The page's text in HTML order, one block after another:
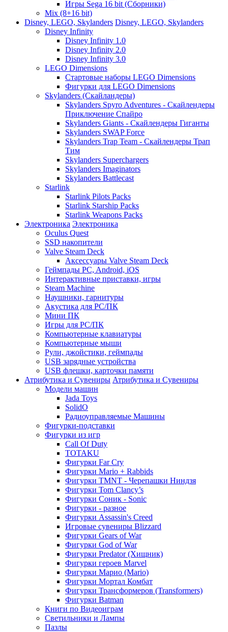
Игры Sega 16 bit (Сборники)
Mix (8+16 bit)
Disney, LEGO, Skylanders Disney, LEGO, Skylanders
Disney Infinity
Disney Infinity 1.0
Disney Infinity 2.0
Disney Infinity 3.0
LEGO Dimensions
Стартовые наборы LEGO Dimensions
Фигурки для LEGO Dimensions
Skylanders (Скайландеры)
Skylanders Spyro Adventures - Скайлендеры
Приключение Спайро
Skylanders Giants - Скайлендеры Гиганты
Skylanders SWAP Force
Skylanders Trap Team - Скайлендеры Трап
Тим
Skylanders Superchargers
Skylanders Imaginators
Skylanders Battlecast
Starlink
Starlink Pilots Packs
Starlink Starship Packs
Starlink Weapons Packs
Электроника Электроника
Oculus Quest
SSD накопители
Valve Steam Deck
Аксессуары Valve Steam Deck
Геймпады PC, Android, iOS
Интерактивные приставки, игры
Steam Machine
Наушники, гарнитуры
Акустика для PC/ПК
Мини ПК
Игры для PC/ПК
Компьютерные клавиатуры
Компьютерные мыши
Рули, джойстики, геймпады
USB зарядные устройства
USB флешки, карточки памяти
Атрибутика и Сувениры Атрибутика и Сувениры
Модели машин
Jada Toys
SolidO
Радиоуправляемые Машины
Фигурки-подставки
Фигурки из игр
Call Of Duty
TOTAKU
Фигурки Far Cry
Фигурки Mario + Rabbids
Фигурки TMNT - Черепашки Ниндзя
Фигурки Tom Clancy’s
Фигурки Соник - Sonic
Фигурки - разное
Фигурки Assassin's Creed
Игровые сувениры Blizzard
Фигурки Gears of War
Фигурки God of War
Фигурки Predator (Хищник)
Фигурки героев Marvel
Фигурки Марио (Mario)
Фигурки Мортал Комбат
Фигурки Трансформеров (Transformers)
Фигурки Batman
Книги по Видеоиграм
Светильники и Лампы
Пазлы